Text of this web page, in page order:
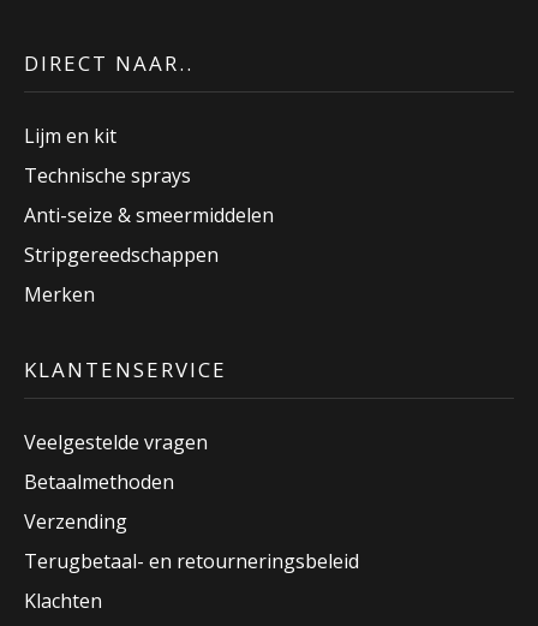
DIRECT NAAR..
Lijm en kit
Technische sprays
Anti-seize & smeermiddelen
Stripgereedschappen
Merken
KLANTENSERVICE
Veelgestelde vragen
Betaalmethoden
Verzending
Terugbetaal- en retourneringsbeleid
Klachten